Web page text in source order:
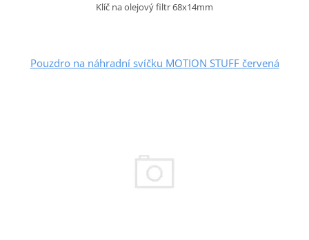
Klíč na olejový filtr 68x14mm
Pouzdro na náhradní svíčku MOTION STUFF červená